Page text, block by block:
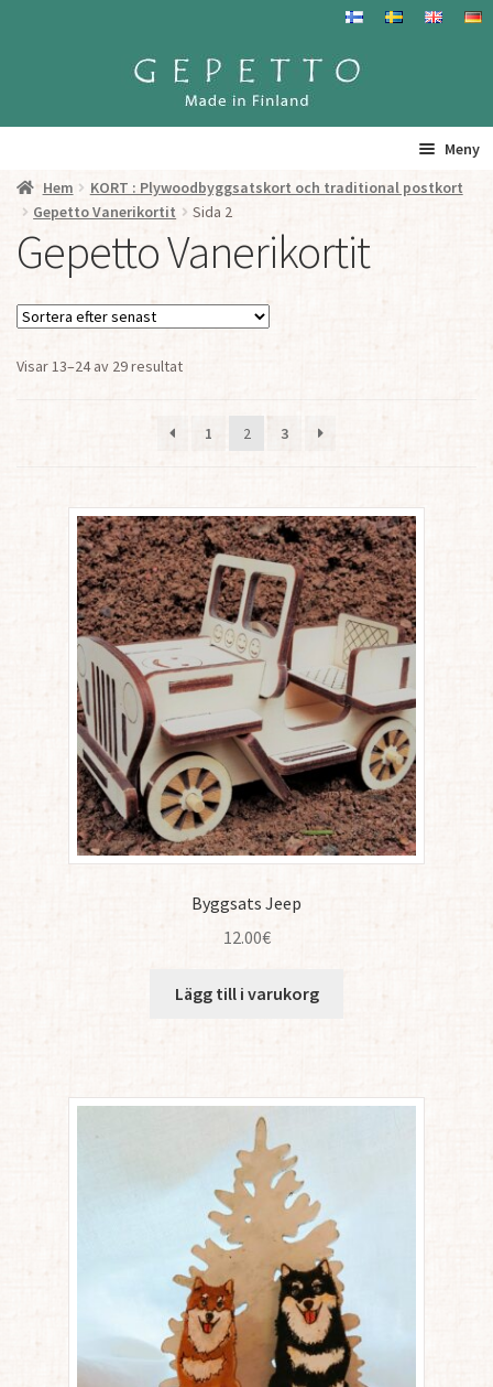
Hoppa
Hoppa
Meny
Hem
Produkter
Gepetto – Information
Återförsäljare
Hem
KORT : Plywoodbyggsatskort och traditional postkort
Gepetto Vanerikortit
Sida 2
Gepetto Vanerikortit
Visar 13–24 av 29 resultatSortera
1
2 3
Byggsats Jeep
12.00€
Lägg till i varukorg